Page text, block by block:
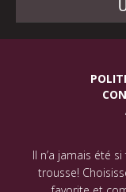
Il n’a jamais été
trousse!